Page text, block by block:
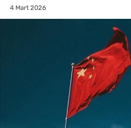
4 Mart 2026